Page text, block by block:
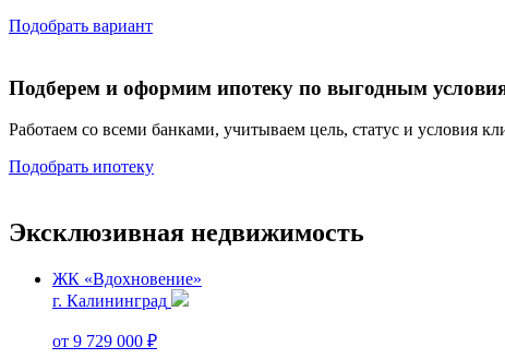
Подобрать вариант
Подберем и оформим ипотеку по выгодным
Работаем со всеми банками, учитываем цель, статус и условия
Подобрать ипотеку
Эксклюзивная недвижимость
ЖК «Вдохновение»
г. Калининград
от 9 729 000 ₽